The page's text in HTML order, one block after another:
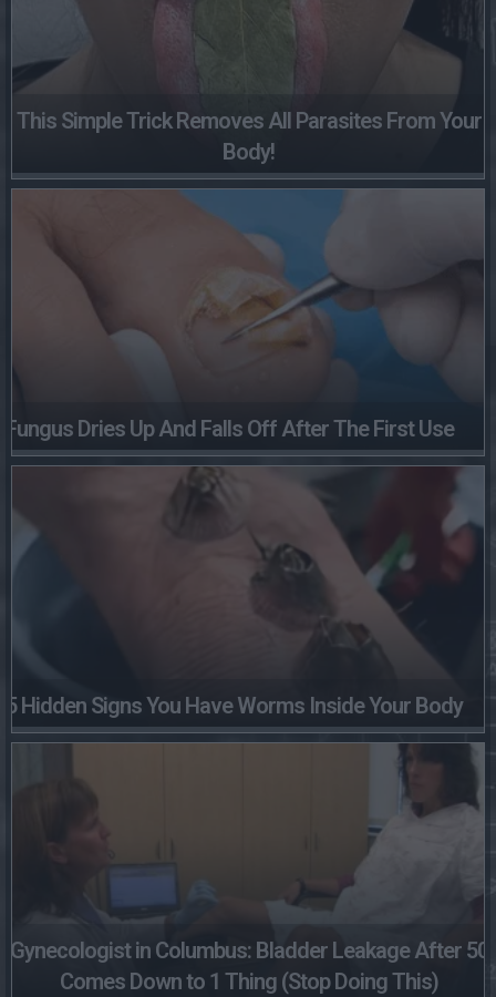
This Simple Trick Removes All Parasites From Your
Body!
Fungus Dries Up And Falls Off After The First Use
5 Hidden Signs You Have Worms Inside Your Body
Gynecologist in Columbus: Bladder Leakage After 50
Comes Down to 1 Thing (Stop Doing This)